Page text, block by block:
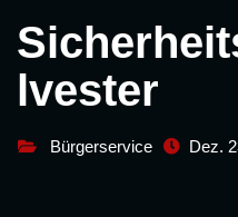
lvester
Bürgerservice Dez.